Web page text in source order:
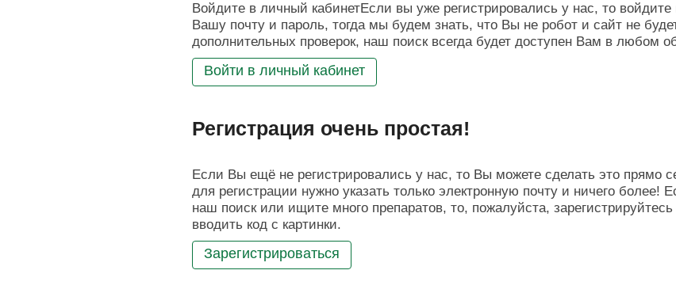
Войдите в личный кабинетЕсли вы уже регистрировались у нас, то войдите
Вашу почту и пароль, тогда мы будем знать, что Вы не робот и сайт не
дополнительных проверок, наш поиск всегда будет доступен Вам в любом
Войти в личный кабинет
Регистрация очень простая!
Если Вы ещё не регистрировались у нас, то Вы можете сделать это прямо
для регистрации нужно указать только электронную почту и ничего более!
наш поиск или ищите много препаратов, то, пожалуйста,
вводить код с картинки.
Зарегистрироваться